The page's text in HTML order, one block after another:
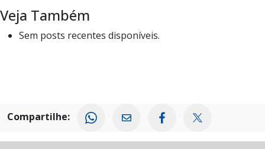
Veja Também
Sem posts recentes disponíveis.
Compartilhe: